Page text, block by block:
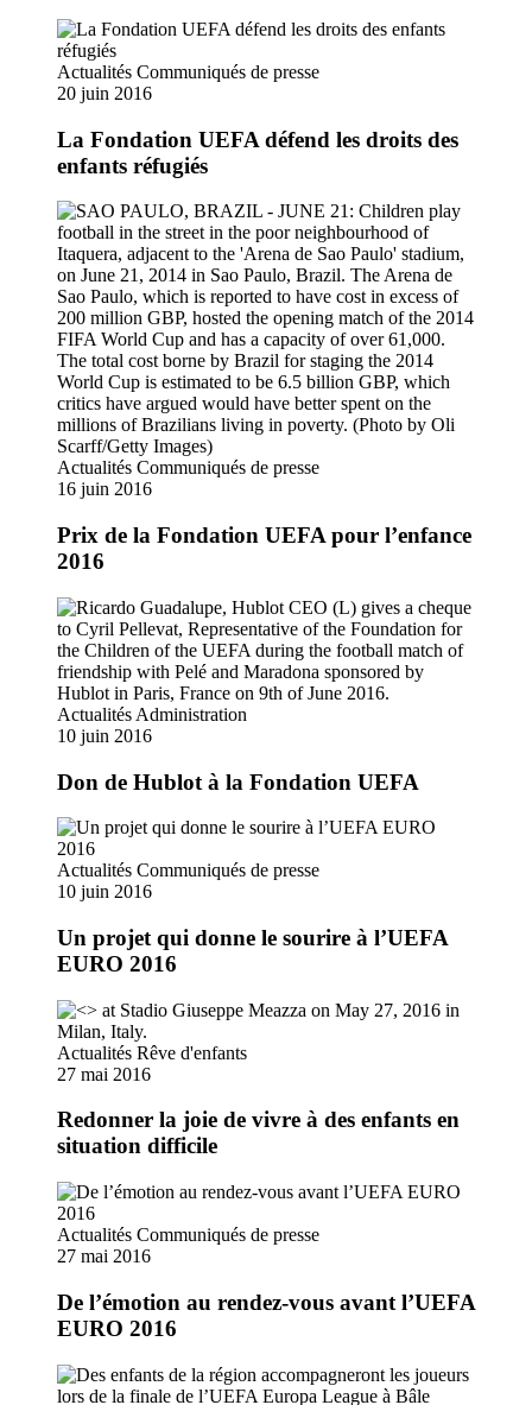
Actualités Communiqués de presse
20 juin 2016
La Fondation UEFA défend les droits des
enfants réfugiés
Actualités Communiqués de presse
16 juin 2016
Prix de la Fondation UEFA pour l’enfance
2016
Actualités Administration
10 juin 2016
Don de Hublot à la Fondation UEFA
Actualités Communiqués de presse
10 juin 2016
Un projet qui donne le sourire à l’UEFA
EURO 2016
Actualités Rêve d'enfants
27 mai 2016
Redonner la joie de vivre à des enfants en
situation difficile
Actualités Communiqués de presse
27 mai 2016
De l’émotion au rendez-vous avant l’UEFA
EURO 2016